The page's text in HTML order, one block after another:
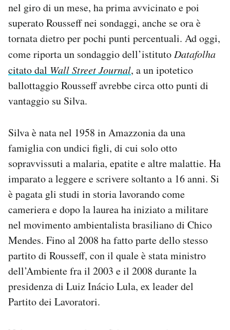
nel giro di un mese, ha prima avvicinato e poi
superato Rousseff nei sondaggi, anche se ora è
tornata dietro per pochi punti percentuali. Ad oggi,
come riporta un sondaggio dell’istitutoDatafolha
citato dal Wall Street Journal, a un ipotetico
ballottaggio Rousseff avrebbe circa otto punti di
vantaggio su Silva.
Silva è nata nel 1958 in Amazzonia da una
famiglia con undici figli, di cui solo otto
sopravvissuti a malaria, epatite e altre malattie. Ha
imparato a leggere e scrivere soltanto a 16 anni. Si
è pagata gli studi in storia lavorando come
cameriera e dopo la laurea ha iniziato a militare
nel movimento ambientalista brasiliano di Chico
Mendes. Fino al 2008 ha fatto parte dello stesso
partito di Rousseff, con il quale è stata ministro
dell’Ambiente fra il 2003 e il 2008 durante la
presidenza di Luiz Inácio Lula, ex leader del
Partito dei Lavoratori.